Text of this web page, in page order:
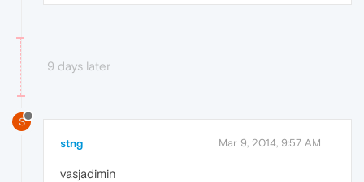
9 days later
S
stng Mar 9, 2014, 9:57 AM
vasjadimin